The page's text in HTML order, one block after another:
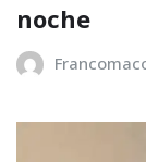
noche